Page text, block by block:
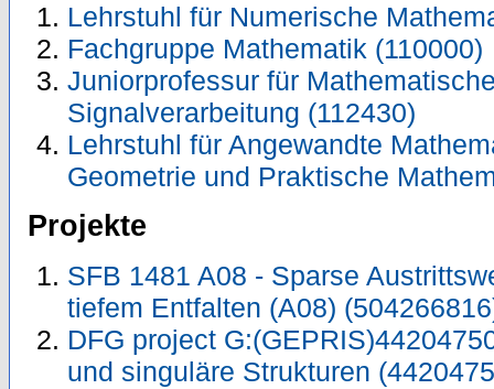
Lehrstuhl für Numerische
Fachgruppe Mathematik (110000)
Juniorprofessur für
Signalverarbeitung (112430)
Lehrstuhl für Angewandte
Geometrie und Praktische
Projekte
SFB 1481 A08 - Sparse
tiefem Entfalten (A08)
DFG project
und singuläre Strukturen